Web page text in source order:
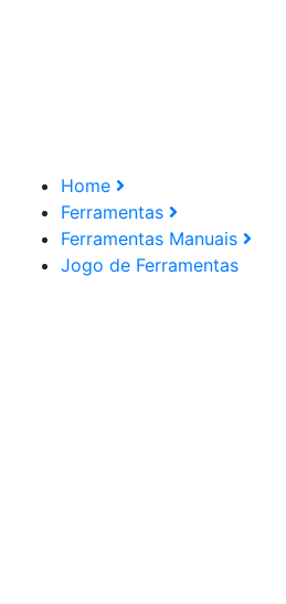
Home
Ferramentas
Ferramentas Manuais
Jogo de Ferramentas